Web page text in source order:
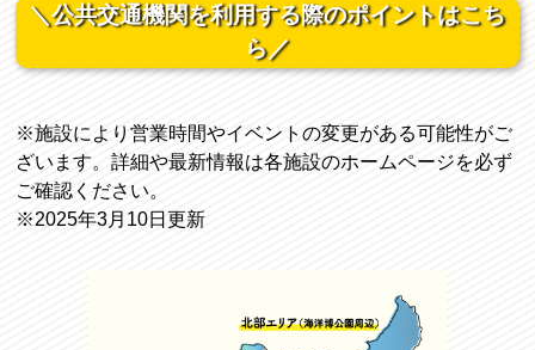
＼公共交通機関を利用する際のポイントはこち
ら／
※施設により営業時間やイベントの変更がある可能性がご
ざいます。詳細や最新情報は各施設のホームページを必ず
ご確認ください。
※2025年3月10日更新